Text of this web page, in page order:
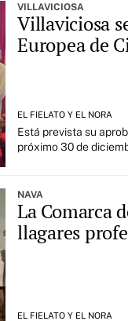
VILLAVICIOSA
Villaviciosa
Europea de
EL FIELATO Y EL NORA
Está prevista su
próximo 30 de
NAVA
La Comarca
llagares
EL FIELATO Y EL NORA